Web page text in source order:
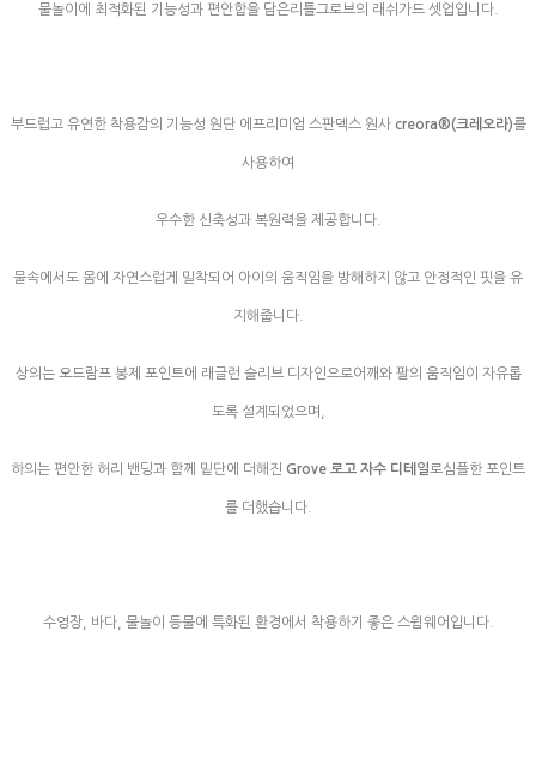
물놀이에 최적화된 기능성과 편안함을 담은리틀그로브의 래쉬가드 셋업입니다.
부드럽고 유연한 착용감의 기능성 원단 에프리미엄 스판덱스 원사 creora®(크레오라)를
사용하여
우수한 신축성과 복원력을 제공합니다.
물속에서도 몸에 자연스럽게 밀착되어 아이의 움직임을 방해하지 않고 안정적인 핏을 유
지해줍니다.
상의는 오드람프 봉제 포인트에 래글런 슬리브 디자인으로어깨와 팔의 움직임이 자유롭
도록 설계되었으며,
하의는 편안한 허리 밴딩과 함께 밑단에 더해진 Grove 로고 자수 디테일로심플한 포인트
를 더했습니다.
수영장, 바다, 물놀이 등물에 특화된 환경에서 착용하기 좋은 스윔웨어입니다.